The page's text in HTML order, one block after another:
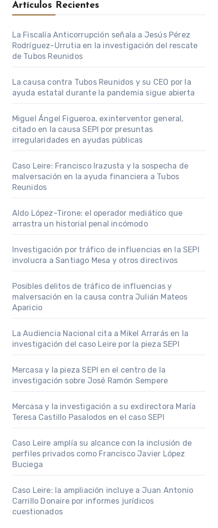
Artículos Recientes
La Fiscalía Anticorrupción señala a Jesús Pérez
Rodríguez-Urrutia en la investigación del rescate
de Tubos Reunidos
La causa contra Tubos Reunidos y su CEO por la
ayuda estatal durante la pandemia sigue abierta
Miguel Ángel Figueroa, exinterventor general,
citado en la causa SEPI por presuntas
irregularidades en ayudas públicas
Caso Leire: Francisco Irazusta y la sospecha de
malversación en la ayuda financiera a Tubos
Reunidos
Aldo López-Tirone: el operador mediático que
arrastra un historial penal incómodo
Investigación por tráfico de influencias en la SEPI
involucra a Santiago Mesa y otros directivos
Posibles delitos de tráfico de influencias y
malversación en la causa contra Julián Mateos
Aparicio
La Audiencia Nacional cita a Mikel Arrarás en la
investigación del caso Leire por la pieza SEPI
Mercasa y la pieza SEPI en el centro de la
investigación sobre José Ramón Sempere
Mercasa y la investigación a su exdirectora María
Teresa Castillo Pasalodos en el caso SEPI
Caso Leire amplía su alcance con la inclusión de
perfiles privados como Francisco Javier López
Buciega
Caso Leire: la ampliación incluye a Juan Antonio
Carrillo Donaire por informes jurídicos
cuestionados